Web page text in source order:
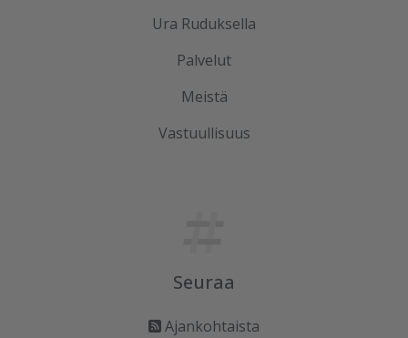
Ura Ruduksella
Palvelut
Meistä
Vastuullisuus
Seuraa
Ajankohtaista